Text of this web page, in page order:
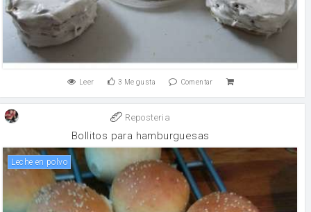
Leer 3 Me gusta Comentar
Reposteria
Bollitos para hamburguesas
leche en polvo